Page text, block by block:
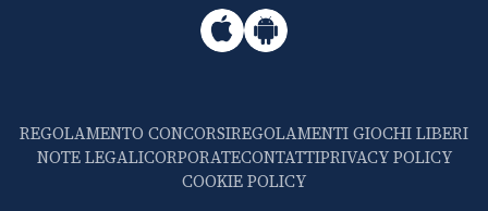
REGOLAMENTO CONCORSIREGOLAMENTI GIOCHI LIBERI
NOTE LEGALICORPORATECONTATTIPRIVACY POLICY
COOKIE POLICY